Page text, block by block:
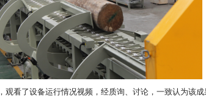
看了设备运行情况视频，经质询、讨论，一致认为该成